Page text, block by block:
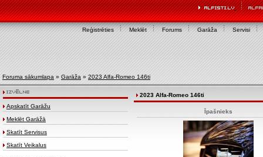
Reģistrēties Meklēt Forums Garāža Servisi
Foruma sākumlapa » Garāža » 2023 Alfa-Romeo 146ti
Apskatīt Garāžu
Meklēt Garāžā
Skatīt Servisus
Skatīt Veikalus
2023 Alfa-Romeo 146ti
Īpašnieks